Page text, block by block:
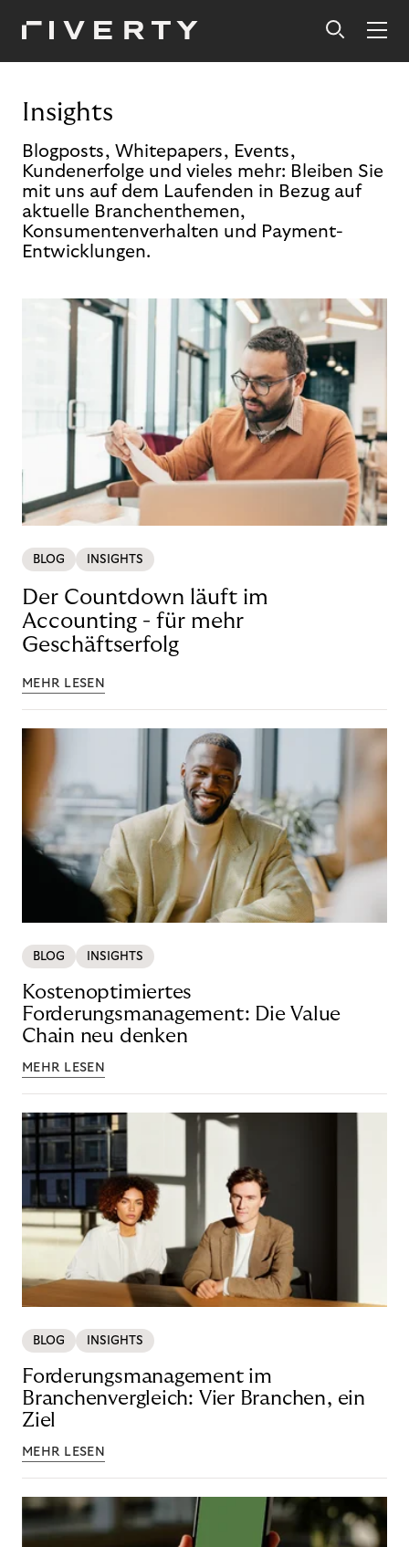
Insights
Blogposts, Whitepapers, Events,
Kundenerfolge und vieles mehr: Bleiben Sie
mit uns auf dem Laufenden in Bezug auf
aktuelle Branchenthemen,
Konsumentenverhalten und Payment-
Entwicklungen.
BLOG INSIGHTS
Der Countdown läuft im
Accounting - für mehr
Geschäftserfolg
MEHR LESEN
BLOG INSIGHTS
Kostenoptimiertes
Forderungsmanagement: Die Value
Chain neu denken
MEHR LESEN
BLOG INSIGHTS
Forderungsmanagement im
Branchenvergleich: Vier Branchen, ein
Ziel
MEHR LESEN